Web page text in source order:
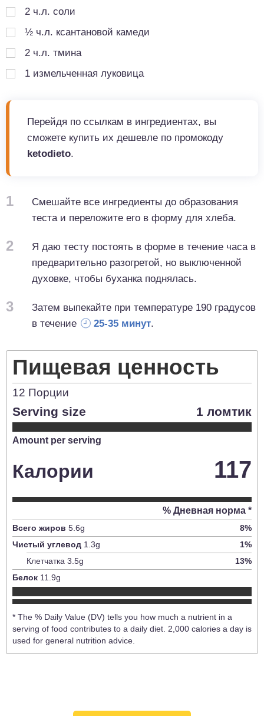
2 ч.л. соли
½ ч.л. ксантановой камеди
2 ч.л. тмина
1 измельченная луковица
Перейдя по ссылкам в ингредиентах, вы
сможете купить их дешевле по промокоду
ketodieto.
1
Смешайте все ингредиенты до образования
теста и переложите его в форму для хлеба.
2
Я даю тесту постоять в форме в течение часа в
предварительно разогретой, но выключенной
духовке, чтобы буханка поднялась.
3
Затем выпекайте при температуре 190 градусов
в течение
25-35 минут.
Пищевая ценность
12 Порции
Serving size 1 ломтик
Amount per serving
Калории 117
% Дневная норма *
Всего жиров 5.6g 8%
Чистый углевод 1.3g 1%
Клетчатка 3.5g 13%
Белок 11.9g
* The % Daily Value (DV) tells you how much a nutrient in a
serving of food contributes to a daily diet. 2,000 calories a day is
used for general nutrition advice.